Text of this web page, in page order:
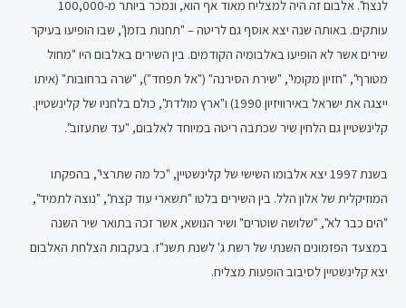
לנצח". אלבום זה היה למצליח מאוד אף הוא, ונמכר ביותר מ-100,000
עותקים. באותה שנה יצא אוסף גם לריטה – "תחנות בזמן", שבו הופיעו בעיקר
שירים אשר לא הופיעו באלבומיה הקודמים. בין השירים באלבום היו "מחול
מטורף", "חזיון מקומי", "שירת הסירנה" ("אל תפחד"), "שרה ברחובות" (איתו
ייצגה את ישראל באירוויזיון 1990) ו"ארץ מולדת", כולם בלחניו של קלינשטיין.
קלינשטיין גם הלחין שיר שכתבה ריטה במיוחד לאלבום, "עד שתעזוב".
בשנת 1997 יצא אלבומו השישי של קלינשטיין, "כל מה שתרצי", בהפקתו
המוזיקלית של אלון הלל. בין השירים בלטו "תשארי עוד קצת", "נוצה לתמיד",
"הים כבר לא", "שלושה שוטרים" ושיר הנושא, אשר זכה בתואר שיר השנה
במצעד הפזמונים השנתי של רשת ג' לשנת תשנ"ז. בעקבות הצלחת האלבום
יצא קלינשטיין לסיבוב הופעות מצליח.